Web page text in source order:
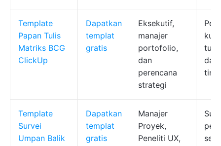
Template
Papan Tulis
Matriks BCG
ClickUp
Dapatkan
templat
gratis
Eksekutif,
manajer
portofolio,
dan
perencana
strategi
dan
Template
Survei
Umpan Balik
Dapatkan
templat
gratis
Manajer
Proyek,
Peneliti UX,